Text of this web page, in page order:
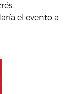
el evento a